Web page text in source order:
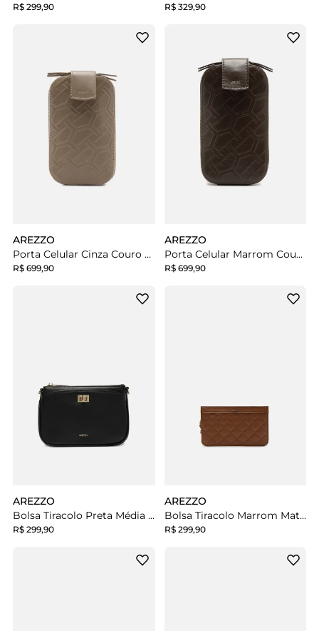
R$ 299,90 R$ 329,90
AREZZO
Porta Celular Cinza Couro Pequeno
R$ 699,90
AREZZO
Porta Celular Marrom Couro
R$ 699,90
AREZZO
Bolsa Tiracolo Preta Média Detalhe Metal
R$ 299,90
AREZZO
Bolsa Tiracolo Marrom Matelassê Pequena Detalhe
R$ 299,90